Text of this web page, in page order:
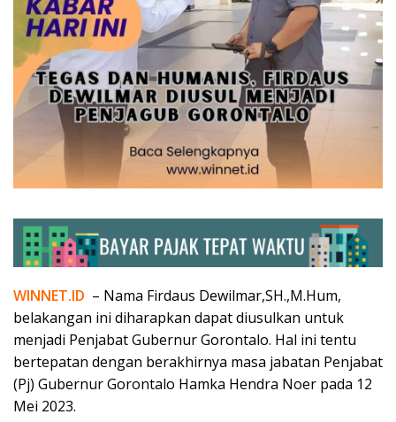
WINNET.ID – Nama Firdaus Dewilmar,SH.,M.Hum,
belakangan ini diharapkan dapat diusulkan untuk
menjadi Penjabat Gubernur Gorontalo. Hal ini tentu
bertepatan dengan berakhirnya masa jabatan Penjabat
(Pj) Gubernur Gorontalo Hamka Hendra Noer pada 12
Mei 2023.